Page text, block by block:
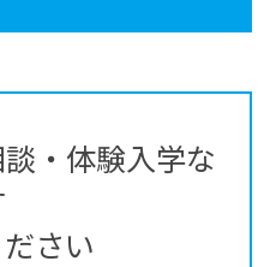
・体験入学な
さい